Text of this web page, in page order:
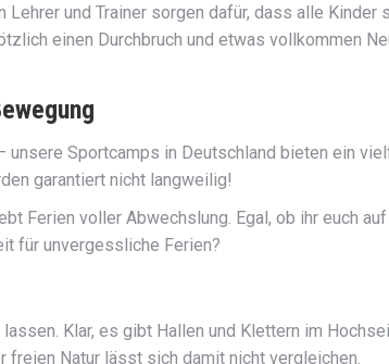
und Trainer sorgen dafür, dass alle Kinder
einen Durchbruch und etwas vollkommen
Sportcamps in Deutschland bieten ein
garantiert nicht langweilig!
Ferien voller Abwechslung. Egal, ob ihr euch
für unvergessliche Ferien?
Klar, es gibt Hallen und Klettern im
freien Natur lässt sich damit nicht vergleichen.